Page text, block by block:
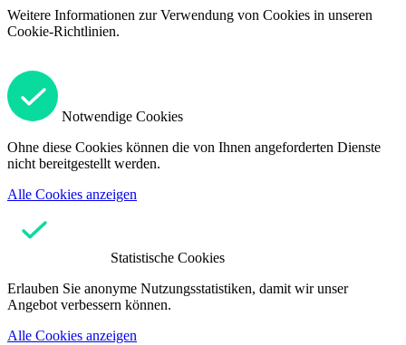
Weitere Informationen zur Verwendung von Cookies in unseren
Cookie-Richtlinien.
Notwendige Cookies
Ohne diese Cookies können die von Ihnen angeforderten Dienste
nicht bereitgestellt werden.
Alle Cookies anzeigen
Statistische Cookies
Erlauben Sie anonyme Nutzungsstatistiken, damit wir unser
Angebot verbessern können.
Alle Cookies anzeigen